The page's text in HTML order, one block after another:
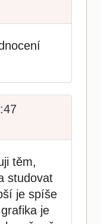
těm,
studovat
je spíše
je